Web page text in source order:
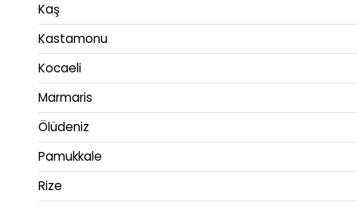
Kaş
Kastamonu
Kocaeli
Marmaris
Ölüdeniz
Pamukkale
Rize